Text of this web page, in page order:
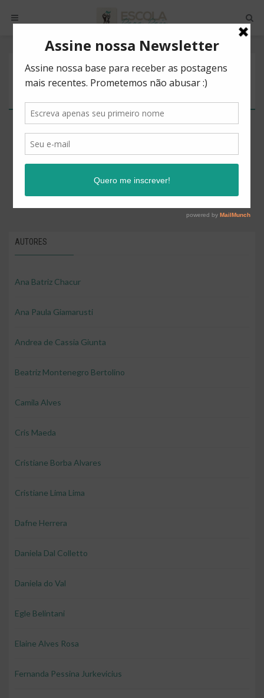
POSTS BY TAG
INFLUÊNCIA POSITIVA
There are no posts to show.
AUTORES
Ana Batriz Chacur
Ana Paula Giamarusti
Andrea de Cassia Giunta
Beatriz Montenegro Bertolino
Camila Alves
Cris Maeda
Cristiane Borba Alvares
Cristiane Lima Lima
Dafne Herrera
Daniela Dal Colletto
Daniela do Val
Egle Belintani
Elaine Alves Rosa
Fernanda Pessina Jurkevicius